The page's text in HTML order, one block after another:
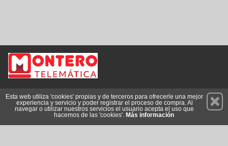
Suscríbete
Esta web utiliza 'cookies' propias y de terceros para ofrecerle una mejor
experiencia y servicio y poder registrar el proceso de compra. Al
navegar o utilizar nuestros servicios el usuario acepta el uso que
hacemos de las 'cookies'. Más información